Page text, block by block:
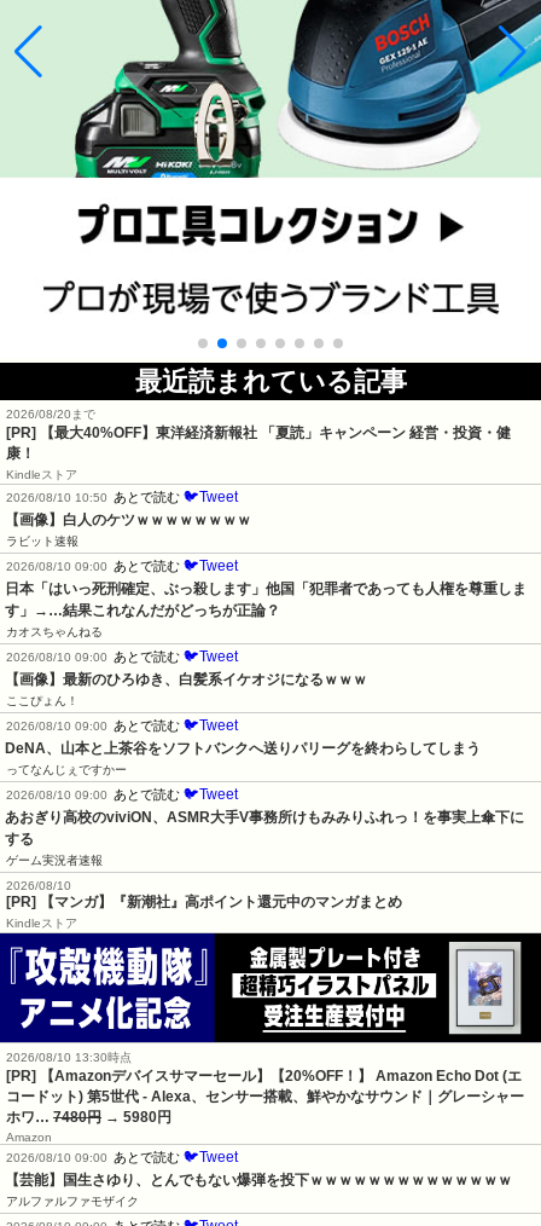
最近読まれている記事
2026/08/20まで
[PR]
【最大40%OFF】東洋経済新報社 「夏読」キャンペーン 経営・投資・健
康！
Kindleストア
2026/08/10 10:50
あとで読む 🐦Tweet
【画像】白人のケツｗｗｗｗｗｗｗｗ
ラビット速報
2026/08/10 09:00
あとで読む 🐦Tweet
日本「はいっ死刑確定、ぶっ殺します」他国「犯罪者であっても人権を尊重しま
す」→…結果これなんだがどっちが正論？
カオスちゃんねる
2026/08/10 09:00
あとで読む 🐦Tweet
【画像】最新のひろゆき、白髪系イケオジになるｗｗｗ
ここぴょん！
2026/08/10 09:00
あとで読む 🐦Tweet
DeNA、山本と上茶谷をソフトバンクへ送りパリーグを終わらしてしまう
ってなんじぇですかー
2026/08/10 09:00
あとで読む 🐦Tweet
あおぎり高校のviviON、ASMR大手V事務所けもみみりふれっ！を事実上傘下に
する
ゲーム実況者速報
2026/08/10
[PR] 【マンガ】『新潮社』高ポイント還元中のマンガまとめ
Kindleストア
2026/08/10 13:30時点
[PR] 【Amazonデバイスサマーセール】【20%OFF！】 Amazon Echo Dot (エ
コードット) 第5世代 - Alexa、センサー搭載、鮮やかなサウンド｜グレーシャー
ホワ… 7480円 → 5980円
Amazon
2026/08/10 09:00
あとで読む 🐦Tweet
【芸能】国生さゆり、とんでもない爆弾を投下ｗｗｗｗｗｗｗｗｗｗｗｗｗｗ
アルファルファモザイク